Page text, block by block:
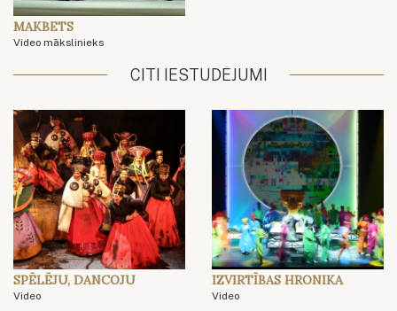
MAKBETS
Video mākslinieks
CITI IESTUDĒJUMI
SPĒLĒJU, DANCOJU
Video
IZVIRTĪBAS HRONIKA
Video